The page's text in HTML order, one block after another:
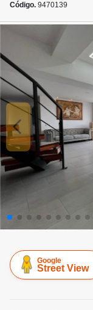
Código. 9470139
Google
Street View